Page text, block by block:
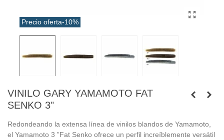
Precio oferta-10%
VINILO GARY YAMAMOTO FAT
SENKO 3"
Redondeando la extensa línea de vinilos blandos de Yamamoto,
el Yamamoto 3 ”Fat Senko ofrece un perfil increíblemente versátil